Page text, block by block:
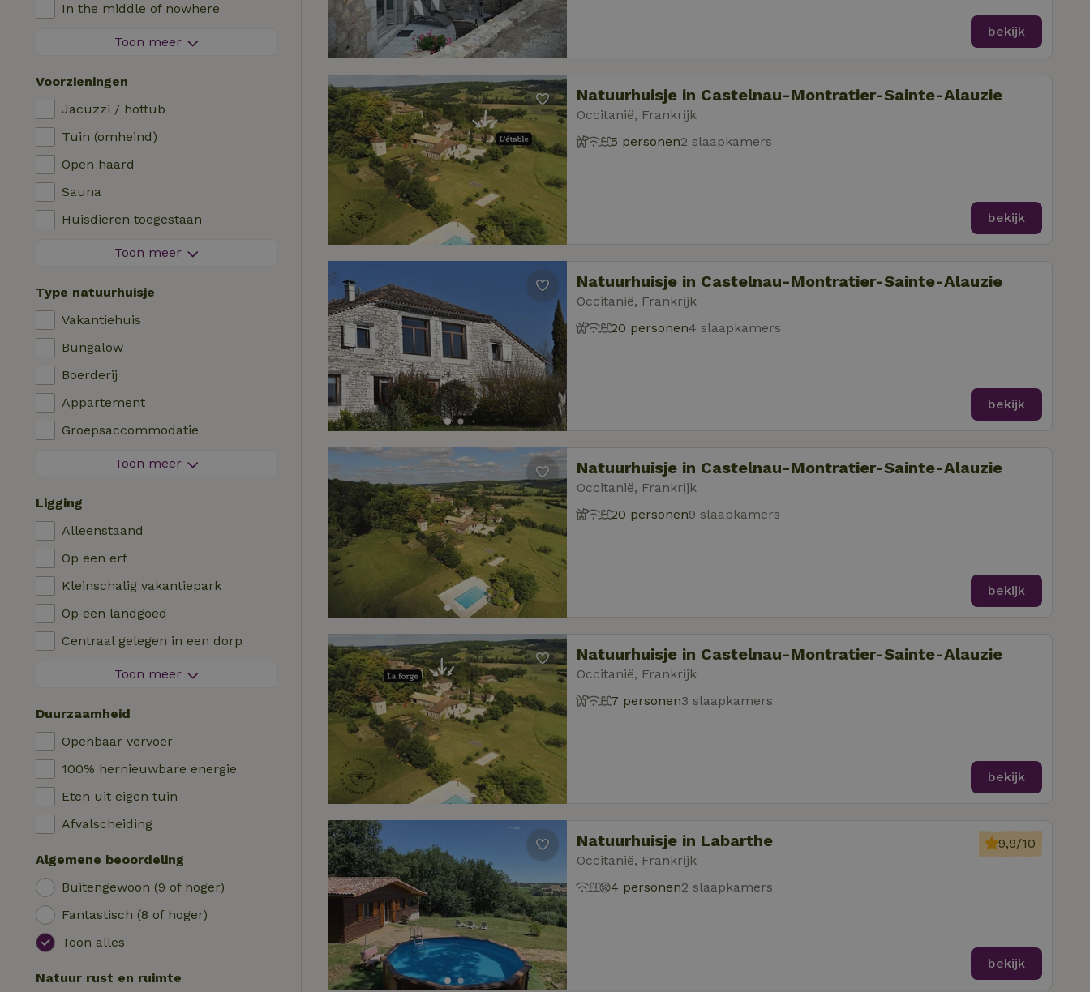
bekijk
Natuurhuisje in Castelnau-Montratier-Sainte-Alauzie
Occitanië, Frankrijk
5 personen2 slaapkamers
bekijk
Natuurhuisje in Castelnau-Montratier-Sainte-Alauzie
Occitanië, Frankrijk
20 personen4 slaapkamers
bekijk
Natuurhuisje in Castelnau-Montratier-Sainte-Alauzie
Occitanië, Frankrijk
20 personen9 slaapkamers
bekijk
Natuurhuisje in Castelnau-Montratier-Sainte-Alauzie
Occitanië, Frankrijk
7 personen3 slaapkamers
bekijk
Natuurhuisje in Labarthe
Occitanië, Frankrijk
9,9/10
4 personen2 slaapkamers
bekijk
In the middle of nowhere
Tussen de velden
In de polder
In de bergen
Helemaal alleen
In een boomgaard
Viswater in de buurt
Toon meer
Voorzieningen
Jacuzzi / hottub
Tuin (omheind)
Open haard
Sauna
Huisdieren toegestaan
Vuurwerkvrije omgeving
Direct boekbaar
Wasmachine
Afwasmachine
Tuinmeubilair
Internettoegang (WiFi)
Koel-/vriescombinatie
Tv
Internet
Barbecue
Verwarming (CV)
Kinderstoel
Auto laadpaal
Zwembad (gemeenschappelijk)
Rolstoel toegankelijk
Zwembad (privé)
Toon meer
Type natuurhuisje
Vakantiehuis
Bungalow
Boerderij
Appartement
Groepsaccommodatie
Tiny house
Landhuis
Chalet
Villa
Glamping
Blokhut
Logies
Pipowagen
Safaritent
Kampeerplek
Boot
Toon meer
Ligging
Alleenstaand
Op een erf
Kleinschalig vakantiepark
Op een landgoed
Centraal gelegen in een dorp
Aan de rand van een dorp
Toon meer
Duurzaamheid
Openbaar vervoer
100% hernieuwbare energie
Eten uit eigen tuin
Afvalscheiding
Algemene beoordeling
Buitengewoon (9 of hoger)
Fantastisch (8 of hoger)
Toon alles
Natuur rust en ruimte